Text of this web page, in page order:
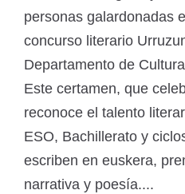
personas galardonadas
concurso literario
Departamento de
Este certamen, que
reconoce el talento
ESO, Bachillerato y
escriben en euskera,
narrativa y poesía....